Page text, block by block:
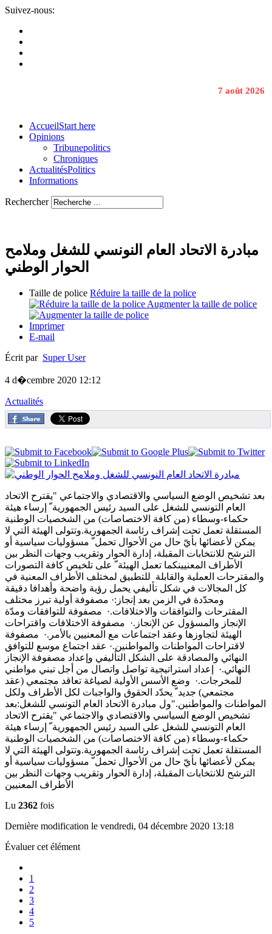
Suivez-nous:
7 août 2026
AccueilStart here
Opinions
Tribunepolitics
Chroniques
ActualitésPolitics
Informations
Rechercher
مبادرة الاتحاد العام النونسي للشغل وملامح
الحوار الوطني
Taille de police Réduire la taille de la police
Augmenter la taille de police
Imprimer
E-mail
Écrit par Super User
4 d�cembre 2020 12:12
Actualités
بعد تشخيص الوضع السياسي والاقتصادي والاجتماعي "يقترح الاتحاد
العام التونسي للشغل على السيد رئيس الجمهورية ّ إرساء هيئة
حكماء-وسطاء (من كافة الاختصاصات) من الشخصيات الوطنية
المستقلة تعمل تحت إشراف رئاسة الجمهورية.وتتولى الهيئة التي لا
يمكن لأعضائها بأيّ حال من الأحوال تحمل ّ مسؤوليات سياسية أو
الترشح للانتخابات المقبلة، إدارة الحوار وتقريب وجهات النظر بين
الأطراف المعنيينكما تعمل الهيئة ّ على تلخيص كافة التصورات
والمقترحات العملية والقابلة للتطبيق لمختلف الأطراف المعنية في
كل المجالات في شكل تأليفي يحمل رؤية واضحة وأهدافا دقيقة
ومحدّدة في الزمن بعد إنجاز:· مصفوفة أولية تبرز مختلف
المقترحات والتوافقات والاختلافات.· مصفوفة للتوافقات ومدّة
الإنجاز والمسؤول عن الإنجاز.· مصفوفة الاختلافات واقتراحات
الهيئة لتجاوزها وعقد اجتماعات مع المعنيين بالأمر.· مصفوفة
لاقتراحات المواطنات والمواطنين.· عقد اجتماع موسع للتوافق
النهائي والمصادقة على الشكل التأليفي وإعداد مصفوفة الإنجاز
النهائي.· إعداد استراتيجية تواصل واتصال من أجل تبني مواطني
للمخرجات.· وضع الأسس الأولية لصياغة تعاقد مجتمعي (عقد
مجتمعي) جديد ّ يحدّد الحقوق والواجبات لكل الأطراف ولكل
المواطنات والمواطنين."ول مبادرة الاتحاد العام التونسي للشغل:بعد
تشخيص الوضع السياسي والاقتصادي والاجتماعي "يقترح الاتحاد
العام التونسي للشغل على السيد رئيس الجمهورية ّ إرساء هيئة
حكماء-وسطاء (من كافة الاختصاصات) من الشخصيات الوطنية
المستقلة تعمل تحت إشراف رئاسة الجمهورية.وتتولى الهيئة التي لا
يمكن لأعضائها بأيّ حال من الأحوال تحمل ّ مسؤوليات سياسية أو
الترشح للانتخابات المقبلة، إدارة الحوار وتقريب وجهات النظر بين
الأطراف المعنيين
Lu 2362 fois
Dernière modification le vendredi, 04 décembre 2020 13:18
Évaluer cet élément
1
2
3
4
5